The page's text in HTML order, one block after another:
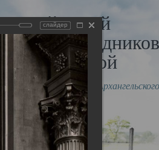
музей
и исповедников
митрополита Архангельского
Даниила
слайдер